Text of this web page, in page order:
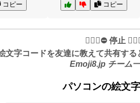
コピー コピー
✋🏻🛑⛔️ 停止
文字コードを友達に教えて共有す
Emoji8.jp チーム
パソコンの絵文